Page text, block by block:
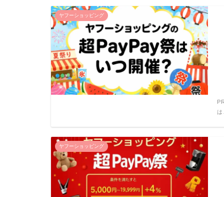
ヤフーショッピング
ヤフーショッピング